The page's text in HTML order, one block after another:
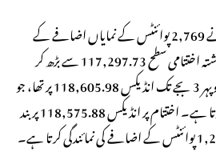
کے ایس ای-100 انڈیکس نے 2,769 پوائنٹس کے نمایاں اضافے کے
ساتھ کاروبار کا آغاز کیا، جو کہ گزشتہ اختتامی سطح 117,297.73 سے بڑھ کر
120,067.12 تک پہنچ گیا۔ دوپہر 3 بجے تک انڈیکس 118,605.98 پر تھا، جو
کہ 1.12 فیصد اضافے کو ظاہر کرتا ہے۔ اختتام پر انڈیکس 118,575.88 پر بند